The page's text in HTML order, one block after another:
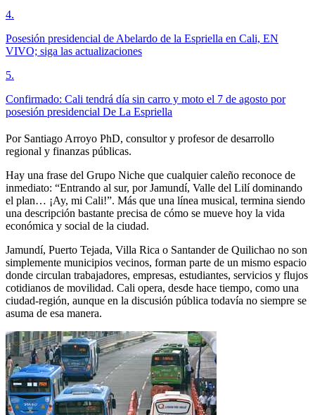
4.
Posesión presidencial de Abelardo de la Espriella en Cali, EN
VIVO; siga las actualizaciones
5.
Confirmado: Cali tendrá día sin carro y moto el 7 de agosto por
posesión presidencial De La Espriella
Por Santiago Arroyo PhD, consultor y profesor de desarrollo
regional y finanzas públicas.
Hay una frase del Grupo Niche que cualquier caleño reconoce de
inmediato: “Entrando al sur, por Jamundí, Valle del Lilí dominando
el plan… ¡Ay, mi Cali!”. Más que una línea musical, termina siendo
una descripción bastante precisa de cómo se mueve hoy la vida
económica y social de la ciudad.
Jamundí, Puerto Tejada, Villa Rica o Santander de Quilichao no son
simplemente municipios vecinos, forman parte de un mismo espacio
donde circulan trabajadores, empresas, estudiantes, servicios y flujos
cotidianos de movilidad. Cali opera, desde hace tiempo, como una
ciudad-región, aunque en la discusión pública todavía no siempre se
asuma de esa manera.